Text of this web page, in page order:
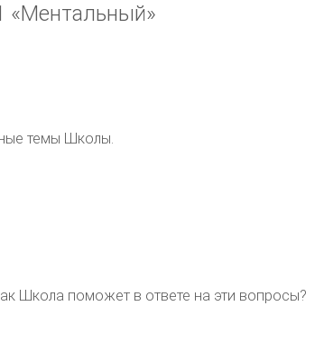
«Ментальный»
темы Школы.
Школа поможет в ответе на эти вопросы?